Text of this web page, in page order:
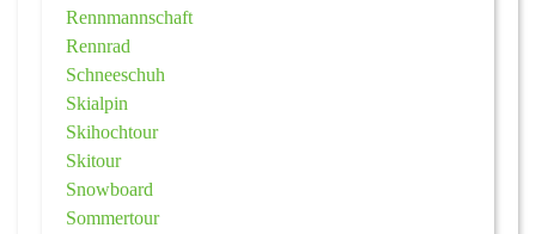
Rennmannschaft
Rennrad
Schneeschuh
Skialpin
Skihochtour
Skitour
Snowboard
Sommertour